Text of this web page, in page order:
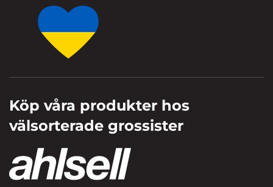
Köp våra produkter hos
välsorterade grossister